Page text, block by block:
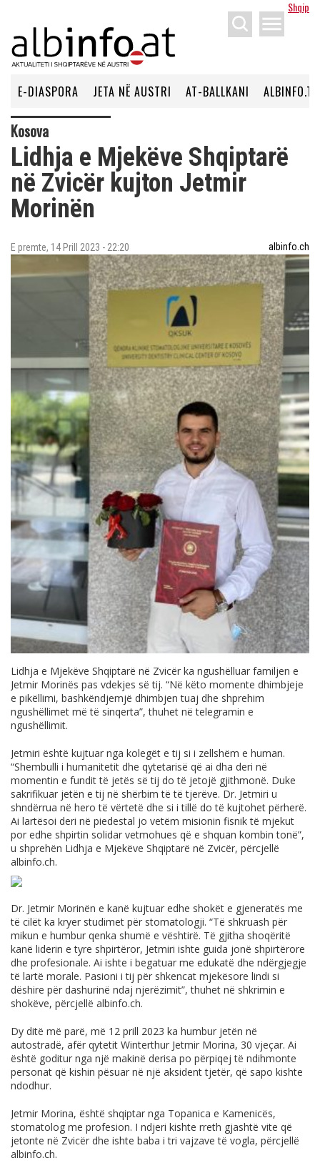
Shqip
menu
E-DIASPORA JETA NË AUSTRI AT-BALLKANI ALBINFO.TV
Kosova
Lidhja e Mjekëve Shqiptarë
në Zvicër kujton Jetmir
Morinën
E premte, 14 Prill 2023 - 22:20 albinfo.ch
Lidhja e Mjekëve Shqiptarë në Zvicër ka ngushëlluar familjen e
Jetmir Morinës pas vdekjes së tij. “Në këto momente dhimbjeje
e pikëllimi, bashkëndjemjë dhimbjen tuaj dhe shprehim
ngushëllimet më të sinqerta”, thuhet në telegramin e
ngushëllimit.
Jetmiri është kujtuar nga kolegët e tij si i zellshëm e human.
“Shembulli i humanitetit dhe qytetarisë që ai dha deri në
momentin e fundit të jetës së tij do të jetojë gjithmonë. Duke
sakrifikuar jetën e tij në shërbim të të tjerëve. Dr. Jetmiri u
shndërrua në hero të vërtetë dhe si i tillë do të kujtohet përherë.
Ai lartësoi deri në piedestal jo vetëm misionin fisnik të mjekut
por edhe shpirtin solidar vetmohues që e shquan kombin tonë”,
u shprehën Lidhja e Mjekëve Shqiptarë në Zvicër, përcjellë
albinfo.ch.
Dr. Jetmir Morinën e kanë kujtuar edhe shokët e gjeneratës me
të cilët ka kryer studimet për stomatologji. “Të shkruash për
mikun e humbur qenka shumë e vështirë. Të gjitha shoqëritë
kanë liderin e tyre shpirtëror, Jetmiri ishte guida jonë shpirtërore
dhe profesionale. Ai ishte i begatuar me edukatë dhe ndërgjegje
të lartë morale. Pasioni i tij për shkencat mjekësore lindi si
dëshire për dashurinë ndaj njerëzimit”, thuhet në shkrimin e
shokëve, përcjellë albinfo.ch.
Dy ditë më parë, më 12 prill 2023 ka humbur jetën në
autostradë, afër qytetit Winterthur Jetmir Morina, 30 vjeçar. Ai
është goditur nga një makinë derisa po përpiqej të ndihmonte
personat që kishin pësuar në një aksident tjetër, që sapo kishte
ndodhur.
Jetmir Morina, është shqiptar nga Topanica e Kamenicës,
stomatolog me profesion. I ndjeri kishte rreth gjashtë vite që
jetonte në Zvicër dhe ishte baba i tri vajzave të vogla, përcjellë
albinfo.ch.